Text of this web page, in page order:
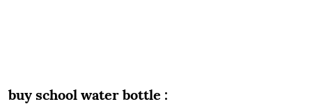
buy school water bottle :